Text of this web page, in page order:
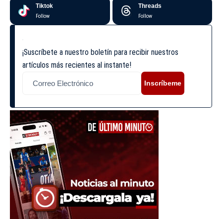
Tiktok
Follow
Threads
Follow
¡Suscríbete a nuestro boletín para recibir nuestros
artículos más recientes al instante!
Inscríbeme